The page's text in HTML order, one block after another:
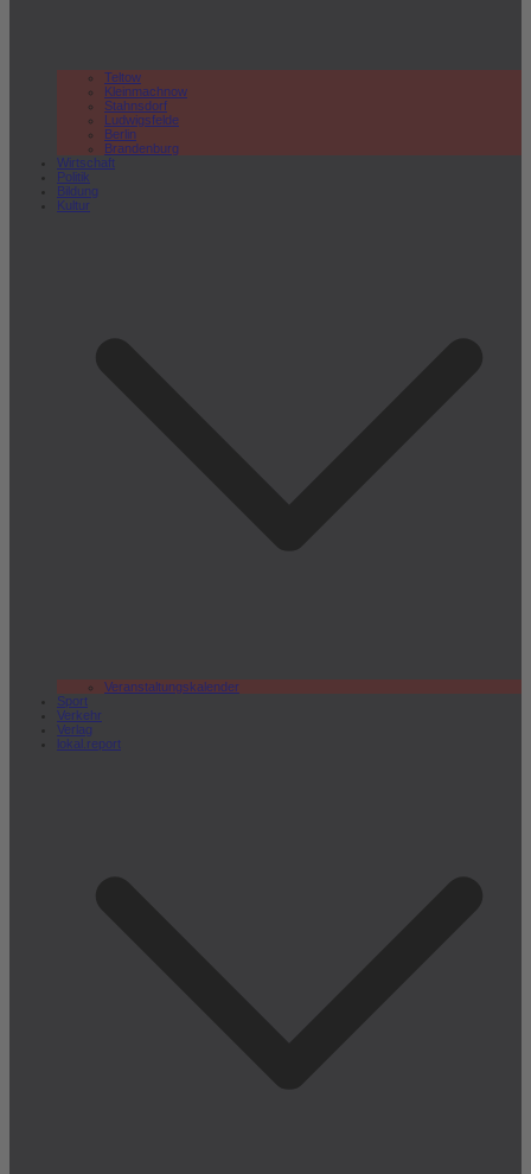
Teltow
Kleinmachnow
Stahnsdorf
Ludwigsfelde
Berlin
Brandenburg
Wirtschaft
Politik
Bildung
Kultur
Veranstaltungskalender
Sport
Verkehr
Verlag
lokal.report